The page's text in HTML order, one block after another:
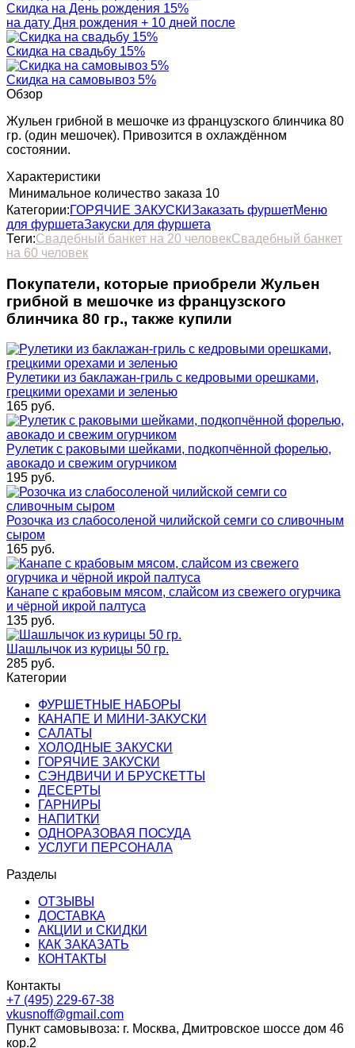
Скидка на День рождения 15%
на дату Дня рождения + 10 дней после
Скидка на свадьбу 15%
Скидка на самовывоз 5%
Обзор
Жульен грибной в мешочке из французского блинчика 80
гр. (один мешочек). Привозится в охлаждённом
состоянии.
Характеристики
Минимальное количество заказа 10
Категории:ГОРЯЧИЕ ЗАКУСКИЗаказать фуршетМеню
для фуршетаЗакуски для фуршета
Теги:Свадебный банкет на 20 человекСвадебный банкет
на 60 человек
Покупатели, которые приобрели Жульен
грибной в мешочке из французского
блинчика 80 гр., также купили
Рулетики из баклажан-гриль с кедровыми орешками,
грецкими орехами и зеленью
165 руб.
Рулетик с раковыми шейками, подкопчённой форелью,
авокадо и свежим огурчиком
195 руб.
Розочка из слабосоленой чилийской семги со сливочным
сыром
165 руб.
Канапе с крабовым мясом, слайсом из свежего огурчика
и чёрной икрой палтуса
135 руб.
Шашлычок из курицы 50 гр.
285 руб.
Категории
ФУРШЕТНЫЕ НАБОРЫ
КАНАПЕ И МИНИ-ЗАКУСКИ
САЛАТЫ
ХОЛОДНЫЕ ЗАКУСКИ
ГОРЯЧИЕ ЗАКУСКИ
СЭНДВИЧИ И БРУСКЕТТЫ
ДЕСЕРТЫ
ГАРНИРЫ
НАПИТКИ
ОДНОРАЗОВАЯ ПОСУДА
УСЛУГИ ПЕРСОНАЛА
Разделы
ОТЗЫВЫ
ДОСТАВКА
АКЦИИ и СКИДКИ
КАК ЗАКАЗАТЬ
КОНТАКТЫ
Контакты
+7 (495) 229-67-38
vkusnoff@gmail.com
Пункт самовывоза: г. Москва, Дмитровское шоссе дом 46
кор.2